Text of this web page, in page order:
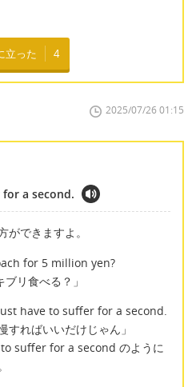
立った 4
2025/07/26 01:15
a second.
ができますよ。
for 5 million yen?
リ食べる？」
have to suffer for a second.
すればいいだけじゃん」
suffer for a second のように